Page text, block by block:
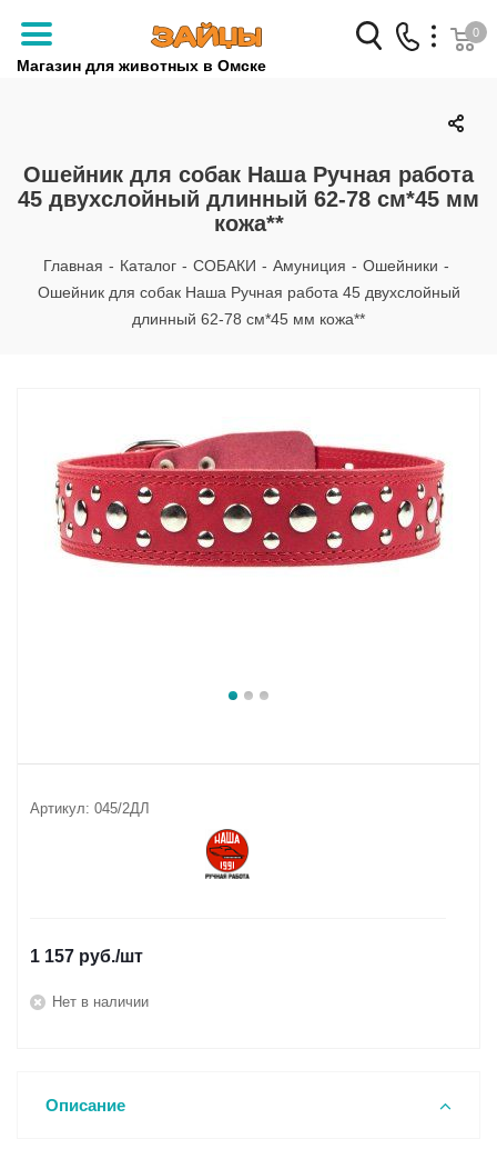
Магазин для животных в Омске
Заказать звонок
+7 (3812) 79-04-04
+7 (950) 959-88-32
0
Ошейник для собак Наша Ручная работа
45 двухслойный длинный 62-78 см*45 мм
кожа**
Главная - Каталог - СОБАКИ - Амуниция - Ошейники -
Ошейник для собак Наша Ручная работа 45 двухслойный
длинный 62-78 см*45 мм кожа**
Артикул: 045/2ДЛ
1 157 руб./шт
Нет в наличии
Описание